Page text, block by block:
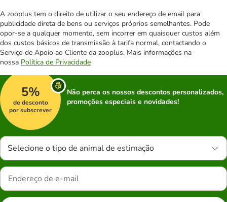
A zooplus tem o direito de utilizar o seu endereço de email para
publicidade direta de bens ou serviços próprios semelhantes. Pode
opor-se a qualquer momento, sem incorrer em quaisquer custos além
dos custos básicos de transmissão à tarifa normal, contactando o
Serviço de Apoio ao Cliente da zooplus. Mais informações na
nossa Política de Privacidade
5%
de desconto
por subscrever
Não perca os nossos descontos personalizados,
promoções especiais e novidades!
Selecione o tipo de animal de estimação